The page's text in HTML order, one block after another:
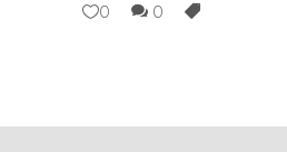
0
0